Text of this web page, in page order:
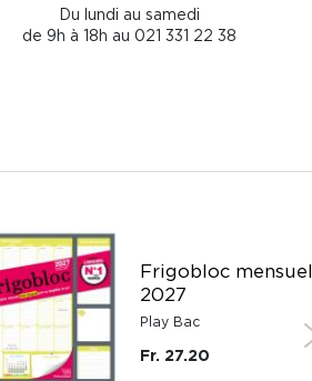
Du lundi au samedi
de 9h à 18h au 021 331 22 38
Frigobloc mensuel
2027
Play Bac
Fr. 27.20